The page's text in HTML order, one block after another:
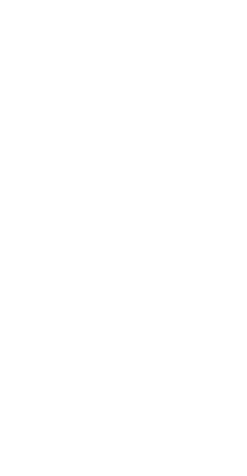
Migrationshintergrund